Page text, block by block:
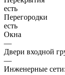
есть
Перегородки
есть
Окна
—
Двери входной
—
Инженерные